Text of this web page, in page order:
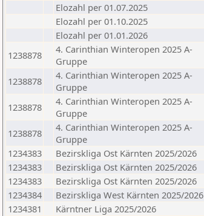
Elozahl per 01.07.2025
Elozahl per 01.10.2025
Elozahl per 01.01.2026
1238878
4. Carinthian Winteropen 2025 A-
Gruppe
1238878
4. Carinthian Winteropen 2025 A-
Gruppe
1238878
4. Carinthian Winteropen 2025 A-
Gruppe
1238878
4. Carinthian Winteropen 2025 A-
Gruppe
1234383
Bezirskliga Ost Kärnten 2025/2026
1234383
Bezirskliga Ost Kärnten 2025/2026
1234383
Bezirskliga Ost Kärnten 2025/2026
1234384
Bezirskliga West Kärnten 2025/2026
1234381
Kärntner Liga 2025/2026